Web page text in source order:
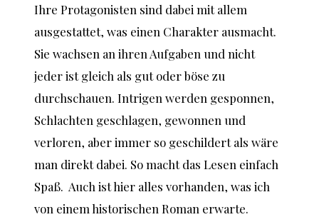
Ihre Protagonisten sind dabei mit allem
ausgestattet, was einen Charakter ausmacht.
Sie wachsen an ihren Aufgaben und nicht
jeder ist gleich als gut oder böse zu
durchschauen. Intrigen werden gesponnen,
Schlachten geschlagen, gewonnen und
verloren, aber immer so geschildert als wäre
man direkt dabei. So macht das Lesen einfach
Spaß. Auch ist hier alles vorhanden, was ich
von einem historischen Roman erwarte.